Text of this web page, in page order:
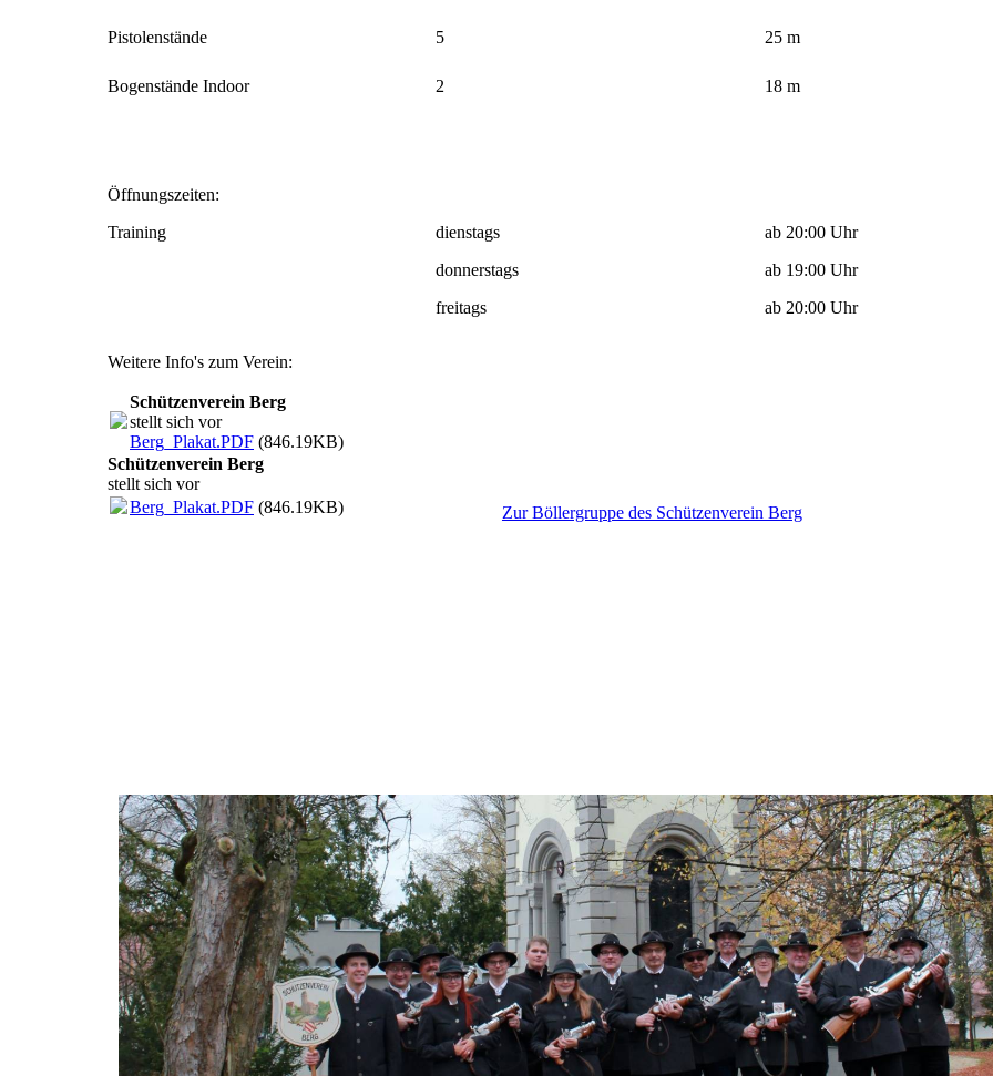
Pistolenstände 5 25 m
Bogenstände Indoor 2 18 m
Öffnungszeiten:
Training
dienstags
donnerstags
freitags
ab 20:00 Uhr
ab 19:00 Uhr
ab 20:00 Uhr
Weitere Info's zum Verein:
Schützenverein Berg
stellt sich vor
Berg_Plakat.PDF (846.19KB)
Schützenverein Berg
stellt sich vor
Berg_Plakat.PDF (846.19KB) Zur Böllergruppe des Schützenverein Berg